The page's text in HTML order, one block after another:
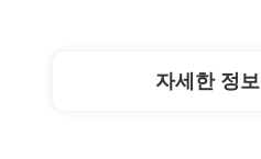
자세한 정보